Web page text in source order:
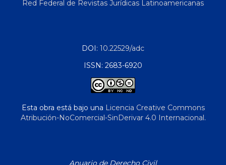
Red Federal de Revistas Jurídicas Latinoamericanas
DOI: 10.22529/adc
ISSN: 2683-6920
Esta obra está bajo una Licencia Creative Commons
Atribución-NoComercial-SinDerivar 4.0 Internacional.
Anuario de Derecho Civil